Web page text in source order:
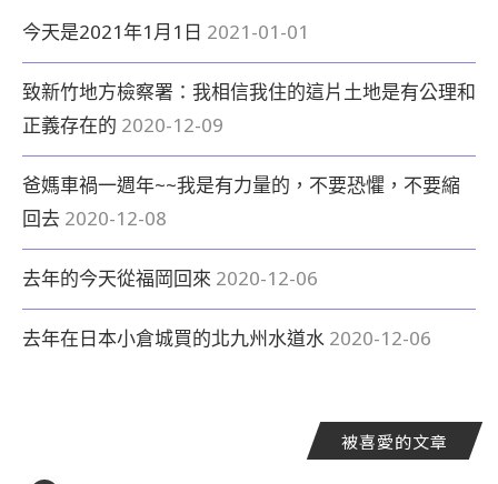
今天是2021年1月1日 2021-01-01
致新竹地方檢察署：我相信我住的這片土地是有公理和
正義存在的 2020-12-09
爸媽車禍一週年~~我是有力量的，不要恐懼，不要縮
回去 2020-12-08
去年的今天從福岡回來 2020-12-06
去年在日本小倉城買的北九州水道水 2020-12-06
被喜愛的文章